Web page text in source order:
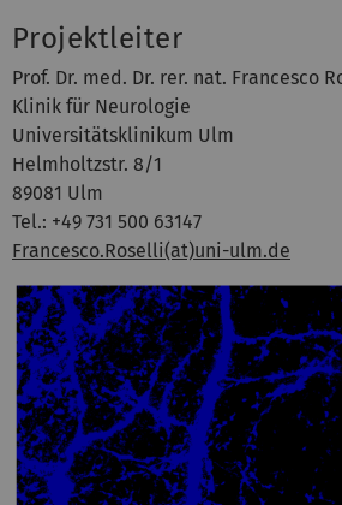
Projektleiter
Prof. Dr. med. Dr. rer. nat. Francesco
Klinik für Neurologie
Universitätsklinikum Ulm
Helmholtzstr. 8/1
89081 Ulm
Tel.: +49 731 500 63147
Francesco.Roselli(at)uni-ulm.de